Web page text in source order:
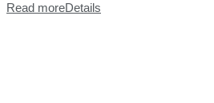
Read moreDetails